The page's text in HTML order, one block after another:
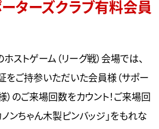
ーターズクラブ有料会員
ストゲーム（リーグ戦）会場では、
をご持参いただいた会員様（サポー
のご来場回数をカウント！ご来場回
ンちゃん木製ピンバッジ」をもれな